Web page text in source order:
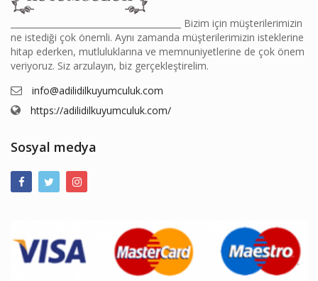
________________________________________ Bizim için müşterilerimizin
ne istediği çok önemli. Aynı zamanda müşterilerimizin isteklerine
hitap ederken, mutluluklarına ve memnuniyetlerine de çok önem
veriyoruz. Siz arzulayın, biz gerçekleştirelim.
info@adilidilkuyumculuk.com
https://adilidilkuyumculuk.com/
Sosyal medya